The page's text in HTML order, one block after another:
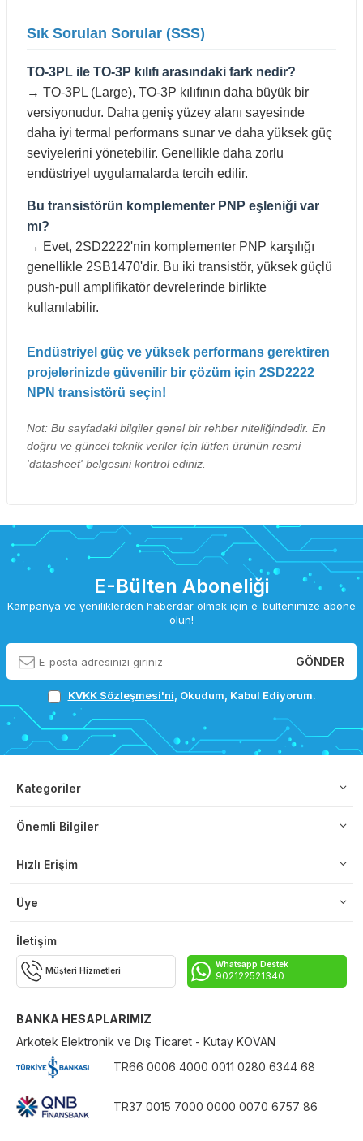
Sık Sorulan Sorular (SSS)
TO-3PL ile TO-3P kılıfı arasındaki fark nedir?
→ TO-3PL (Large), TO-3P kılıfının daha büyük bir
versiyonudur. Daha geniş yüzey alanı sayesinde
daha iyi termal performans sunar ve daha yüksek güç
seviyelerini yönetebilir. Genellikle daha zorlu
endüstriyel uygulamalarda tercih edilir.
Bu transistörün komplementer PNP eşleniği var
mı?
→ Evet, 2SD2222'nin komplementer PNP karşılığı
genellikle 2SB1470'dir. Bu iki transistör, yüksek güçlü
push-pull amplifikatör devrelerinde birlikte
kullanılabilir.
Endüstriyel güç ve yüksek performans gerektiren
projelerinizde güvenilir bir çözüm için 2SD2222
NPN transistörü seçin!
Not: Bu sayfadaki bilgiler genel bir rehber niteliğindedir. En
doğru ve güncel teknik veriler için lütfen ürünün resmi
'datasheet' belgesini kontrol ediniz.
E-Bülten Aboneliği
Kampanya ve yeniliklerden haberdar olmak için e-bültenimize abone
olun!
GÖNDER
KVKK Sözleşmesi'ni , Okudum, Kabul Ediyorum.
Kategoriler
Önemli Bilgiler
Hızlı Erişim
Üye
İletişim
Müşteri Hizmetleri
Whatsapp Destek
902122521340
BANKA HESAPLARIMIZ
Arkotek Elektronik ve Dış Ticaret - Kutay KOVAN
TR66 0006 4000 0011 0280 6344 68
TR37 0015 7000 0000 0070 6757 86